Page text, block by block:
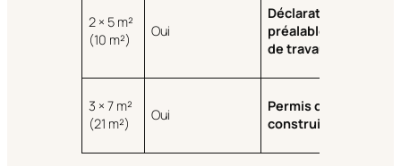
2 × 5 m²
(10 m²)
Oui
Déclaration
préalable
de travaux
3 × 7 m²
(21 m²)
Oui
Permis de
construire